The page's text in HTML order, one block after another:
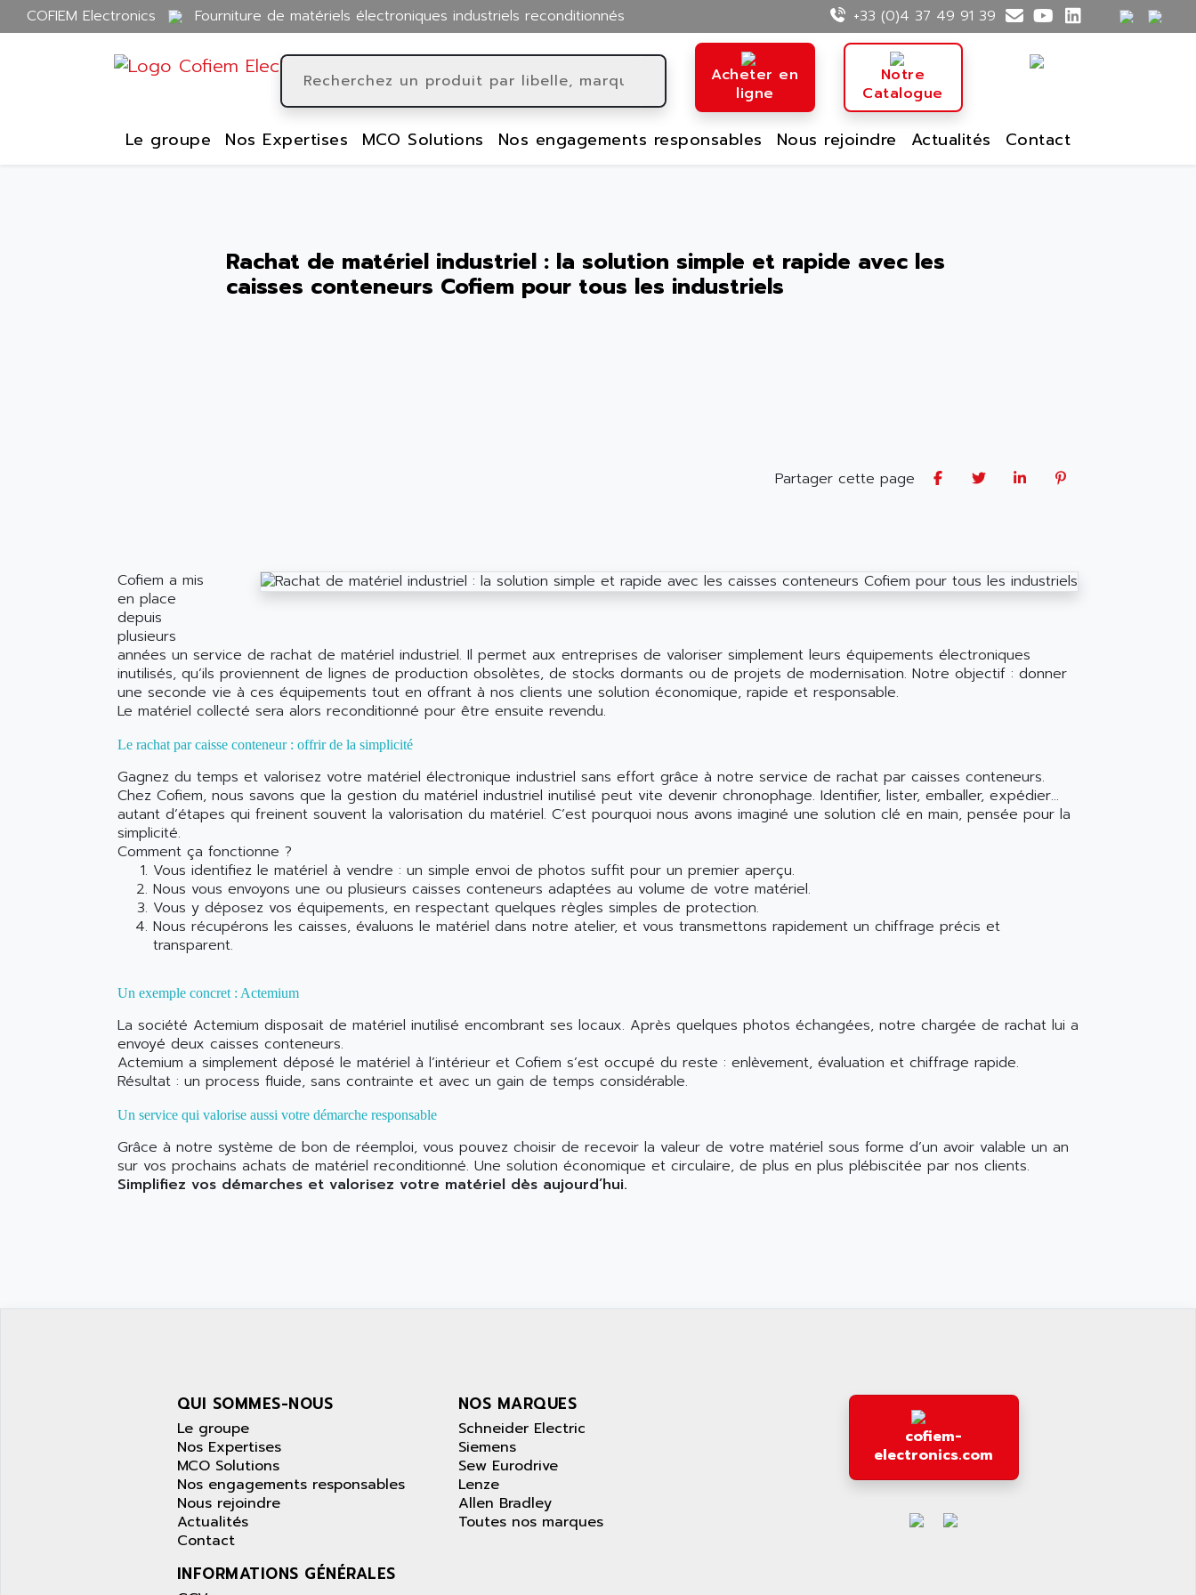
COFIEM Electronics Fourniture de matériels électroniques industriels reconditionnés +33 (0)4 37 49 91 39
Acheter en
ligne
Notre
Catalogue
Le groupe Nos Expertises MCO Solutions Nos engagements responsables Nous rejoindre Actualités Contact
Rachat de matériel industriel : la solution simple et rapide avec les
caisses conteneurs Cofiem pour tous les industriels
Partager cette page
Cofiem a mis
en place
depuis
plusieurs
années un service de rachat de matériel industriel. Il permet aux entreprises de valoriser simplement leurs équipements électroniques
inutilisés, qu’ils proviennent de lignes de production obsolètes, de stocks dormants ou de projets de modernisation. Notre objectif : donner
une seconde vie à ces équipements tout en offrant à nos clients une solution économique, rapide et responsable.
Le matériel collecté sera alors reconditionné pour être ensuite revendu.
Le rachat par caisse conteneur : offrir de la simplicité
Gagnez du temps et valorisez votre matériel électronique industriel sans effort grâce à notre service de rachat par caisses conteneurs.
Chez Cofiem, nous savons que la gestion du matériel industriel inutilisé peut vite devenir chronophage. Identifier, lister, emballer, expédier…
autant d’étapes qui freinent souvent la valorisation du matériel. C’est pourquoi nous avons imaginé une solution clé en main, pensée pour la
simplicité.
Comment ça fonctionne ?
Vous identifiez le matériel à vendre : un simple envoi de photos suffit pour un premier aperçu.
Nous vous envoyons une ou plusieurs caisses conteneurs adaptées au volume de votre matériel.
Vous y déposez vos équipements, en respectant quelques règles simples de protection.
Nous récupérons les caisses, évaluons le matériel dans notre atelier, et vous transmettons rapidement un chiffrage précis et
transparent.
Un exemple concret : Actemium
La société Actemium disposait de matériel inutilisé encombrant ses locaux. Après quelques photos échangées, notre chargée de rachat lui a
envoyé deux caisses conteneurs.
Actemium a simplement déposé le matériel à l’intérieur et Cofiem s’est occupé du reste : enlèvement, évaluation et chiffrage rapide.
Résultat : un process fluide, sans contrainte et avec un gain de temps considérable.
Un service qui valorise aussi votre démarche responsable
Grâce à notre système de bon de réemploi, vous pouvez choisir de recevoir la valeur de votre matériel sous forme d’un avoir valable un an
sur vos prochains achats de matériel reconditionné. Une solution économique et circulaire, de plus en plus plébiscitée par nos clients.
Simplifiez vos démarches et valorisez votre matériel dès aujourd’hui.
QUI SOMMES-NOUS
Le groupe
Nos Expertises
MCO Solutions
Nos engagements responsables
Nous rejoindre
Actualités
Contact
NOS MARQUES
Schneider Electric
Siemens
Sew Eurodrive
Lenze
Allen Bradley
Toutes nos marques
INFORMATIONS GÉNÉRALES
cofiem-
electronics.com